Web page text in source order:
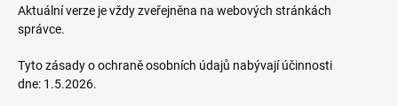
Aktuální verze je vždy zveřejněna na webových stránkách
správce.
Tyto zásady o ochraně osobních údajů nabývají účinnosti
dne: 1.5.2026.